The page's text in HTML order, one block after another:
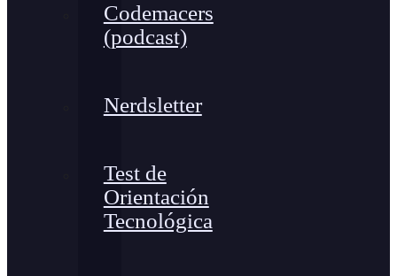
Codemacers
(podcast)
Nerdsletter
Test de
Orientación
Tecnológica